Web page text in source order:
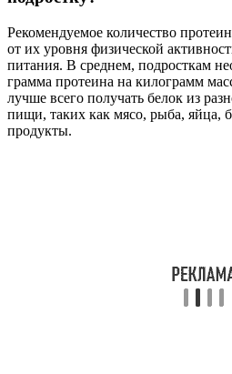
Рекомендуемое количество
от их уровня физической
питания. В среднем, подросткам
грамма протеина на килограмм
лучше всего получать белок из
пищи, таких как мясо, рыба, яйца,
продукты.